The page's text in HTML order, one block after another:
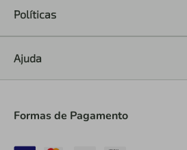
Políticas
Ajuda
Formas de Pagamento